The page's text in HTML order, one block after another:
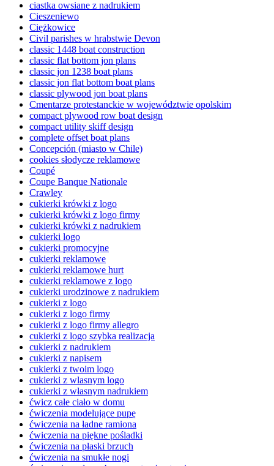
ciastka owsiane z nadrukiem
Cieszeniewo
Ciężkowice
Civil parishes w hrabstwie Devon
classic 1448 boat construction
classic flat bottom jon plans
classic jon 1238 boat plans
classic jon flat bottom boat plans
classic plywood jon boat plans
Cmentarze protestanckie w województwie opolskim
compact plywood row boat design
compact utility skiff design
complete offset boat plans
Concepción (miasto w Chile)
cookies słodycze reklamowe
Coupé
Coupe Banque Nationale
Crawley
cukierki krówki z logo
cukierki krówki z logo firmy
cukierki krówki z nadrukiem
cukierki logo
cukierki promocyjne
cukierki reklamowe
cukierki reklamowe hurt
cukierki reklamowe z logo
cukierki urodzinowe z nadrukiem
cukierki z logo
cukierki z logo firmy
cukierki z logo firmy allegro
cukierki z logo szybka realizacja
cukierki z nadrukiem
cukierki z napisem
cukierki z twoim logo
cukierki z wlasnym logo
cukierki z własnym nadrukiem
ćwicz całe ciało w domu
ćwiczenia modelujące pupę
ćwiczenia na ładne ramiona
ćwiczenia na piękne pośladki
ćwiczenia na płaski brzuch
ćwiczenia na smukłe nogi